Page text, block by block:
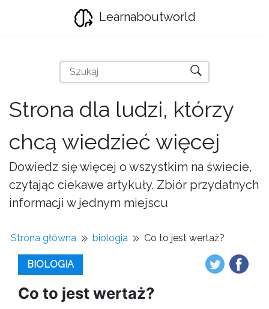
Learnaboutworld
Strona dla ludzi, którzy
chcą wiedzieć więcej
Dowiedz się więcej o wszystkim na świecie,
czytając ciekawe artykuły. Zbiór przydatnych
informacji w jednym miejscu
Strona główna biologia Co to jest wertaż?
BIOLOGIA
Co to jest wertaż?